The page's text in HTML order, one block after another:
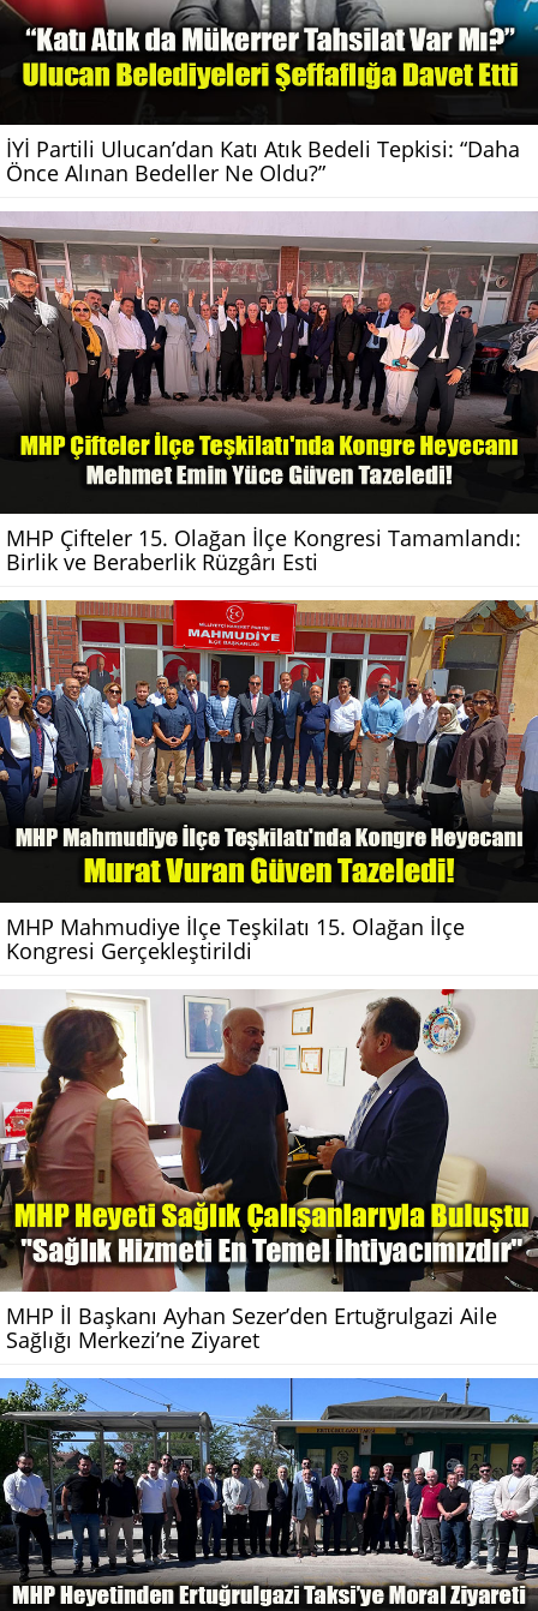
İYİ Partili Ulucan’dan Katı Atık Bedeli Tepkisi: “Daha
Önce Alınan Bedeller Ne Oldu?”
MHP Çifteler 15. Olağan İlçe Kongresi Tamamlandı:
Birlik ve Beraberlik Rüzgârı Esti
MHP Mahmudiye İlçe Teşkilatı 15. Olağan İlçe
Kongresi Gerçekleştirildi
MHP İl Başkanı Ayhan Sezer’den Ertuğrulgazi Aile
Sağlığı Merkezi’ne Ziyaret